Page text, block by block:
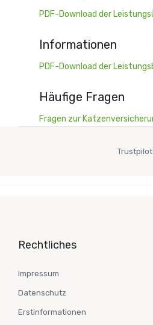
PDF-Download der
Informationen
PDF-Download der
Häufige Fragen
Fragen zur
Trustpilot
Rechtliches
Impressum
Datenschutz
Erstinformationen